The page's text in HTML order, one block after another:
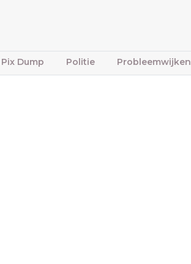
Pix Dump Politie Probleemwijken